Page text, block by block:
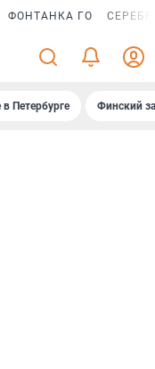
ФОНТАНКА ГО
Петербурге Финский